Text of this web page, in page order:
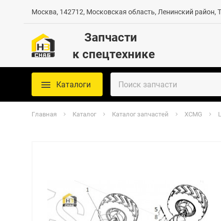
Москва, 142712, Московская область, Ленинский район,
Запчасти
к спецтехнике
Каталоги
Главная Каталог Каталог запчастей XCMG